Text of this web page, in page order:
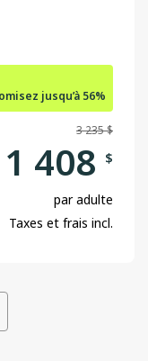
jusqu’à 56%
3 235 $
1 408 $
par adulte
Taxes et frais incl.